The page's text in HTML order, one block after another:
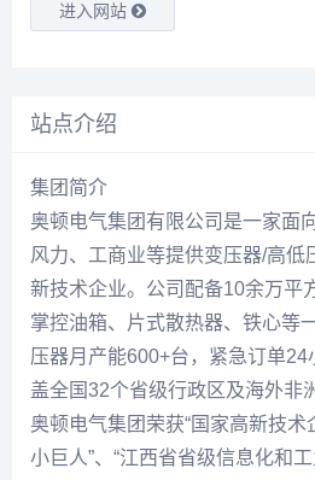
进入网站
站点介绍
集团简介
奥顿电气集团有限公司是一家面
风力、工商业等提供变压器/高低
新技术企业。公司配备10余万平
掌控油箱、片式散热器、铁心等
压器月产能600+台，紧急订单
盖全国32个省级行政区及海外非
奥顿电气集团荣获“国家高新技术
小巨人”、“江西省省级信息化和工